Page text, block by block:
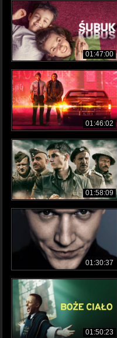
01:47:00
01:46:02
01:58:09
01:30:37
01:50:23